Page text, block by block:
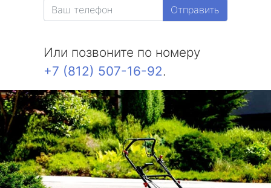
Отправить
Или позвоните по номеру
+7 (812) 507-16-92.